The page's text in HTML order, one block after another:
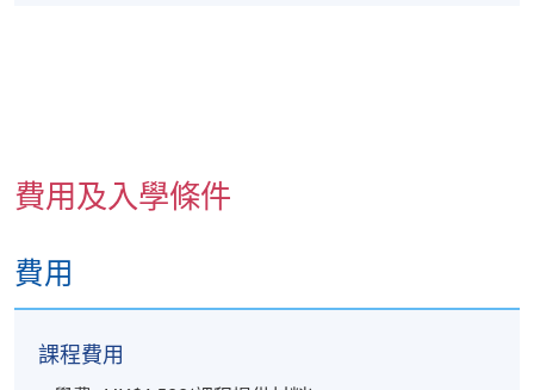
費用及入學條件
費用
課程費用